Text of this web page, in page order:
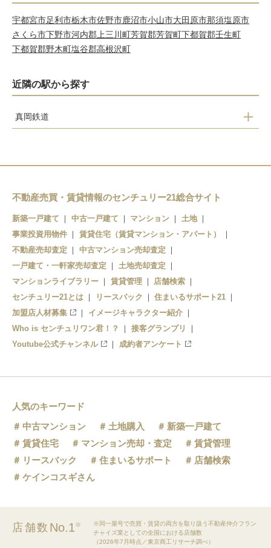
宇都宮市足利市栃木市佐野市鹿沼市小山市大田原市那須塩原市
さくら市下野市河内郡上三川町芳賀郡芳賀町下都賀郡壬生町
下都賀郡野木町塩谷郡高根沢町
近隣の駅から探す
真岡鉄道
天矢場
不動産売買・賃貸情報のセンチュリー21総合サイト
新築一戸建て 中古一戸建て マンション
土地
事業投資用物件
賃貸住宅（賃貸マンション・アパート）
不動産売却査定
中古マンション売却査定
一戸建て・一軒家売却査定
土地売却査定
マンションライブラリー
賃貸管理
店舗検索
センチュリー21とは
リースバック
住まいるサポート21
加盟店人材募集
イメージキャラクター紹介
Who is センチュリワン君！？
接客グランプリ
Youtube公式チャンネル
成約者アンケート
人気のキーワード
中古マンション
土地購入
新築一戸建て
賃貸住宅
マンション売却・査定
賃貸管理
リースバック
住まいるサポート
店舗検索
ケインコスギさん
店舗数 No.1※
※同一屋号で売買・賃貸の両方を取り扱う不動産仲介フラン
チャイズ業としての全国における店舗数
（2026年7月時点／東京商工リサーチ調べ）